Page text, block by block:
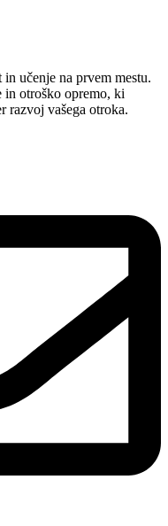
učenje na prvem mestu.
in otroško opremo, ki
razvoj vašega otroka.